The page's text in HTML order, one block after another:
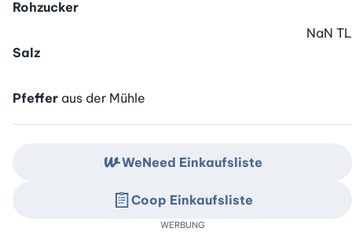
Rohzucker
Salz
NaN TL
Pfeffer aus der Mühle
WeNeed Einkaufsliste
Coop Einkaufsliste
WERBUNG